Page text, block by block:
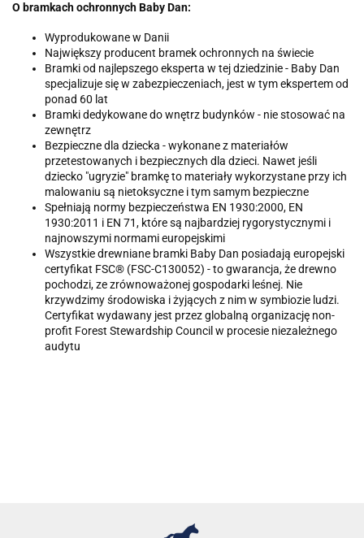
O bramkach ochronnych Baby Dan:
Wyprodukowane w Danii
Największy producent bramek ochronnych na świecie
Bramki od najlepszego eksperta w tej dziedzinie - Baby Dan
specjalizuje się w zabezpieczeniach, jest w tym ekspertem od
ponad 60 lat
Bramki dedykowane do wnętrz budynków - nie stosować na
zewnętrz
Bezpieczne dla dziecka - wykonane z materiałów
przetestowanych i bezpiecznych dla dzieci. Nawet jeśli
dziecko "ugryzie" bramkę to materiały wykorzystane przy ich
malowaniu są nietoksyczne i tym samym bezpieczne
Spełniają normy bezpieczeństwa EN 1930:2000, EN
1930:2011 i EN 71, które są najbardziej rygorystycznymi i
najnowszymi normami europejskimi
Wszystkie drewniane bramki Baby Dan posiadają europejski
certyfikat FSC® (FSC-C130052) - to gwarancja, że drewno
pochodzi, ze zrównoważonej gospodarki leśnej. Nie
krzywdzimy środowiska i żyjących z nim w symbiozie ludzi.
Certyfikat wydawany jest przez globalną organizację non-
profit Forest Stewardship Council w procesie niezależnego
audytu